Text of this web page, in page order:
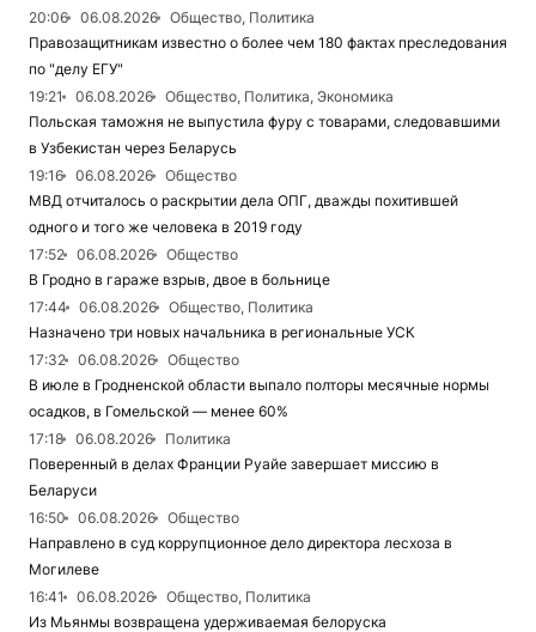
20:06
06.08.2026
Общество, Политика
Правозащитникам известно о более чем 180 фактах преследования
по "делу ЕГУ"
19:21
06.08.2026
Общество, Политика, Экономика
Польская таможня не выпустила фуру с товарами, следовавшими
в Узбекистан через Беларусь
19:16
06.08.2026
Общество
МВД отчиталось о раскрытии дела ОПГ, дважды похитившей
одного и того же человека в 2019 году
17:52
06.08.2026
Общество
В Гродно в гараже взрыв, двое в больнице
17:44
06.08.2026
Общество, Политика
Назначено три новых начальника в региональные УСК
17:32
06.08.2026
Общество
В июле в Гродненской области выпало полторы месячные нормы
осадков, в Гомельской — менее 60%
17:18
06.08.2026
Политика
Поверенный в делах Франции Руайе завершает миссию в
Беларуси
16:50
06.08.2026
Общество
Направлено в суд коррупционное дело директора лесхоза в
Могилеве
16:41
06.08.2026
Общество, Политика
Из Мьянмы возвращена удерживаемая белоруска